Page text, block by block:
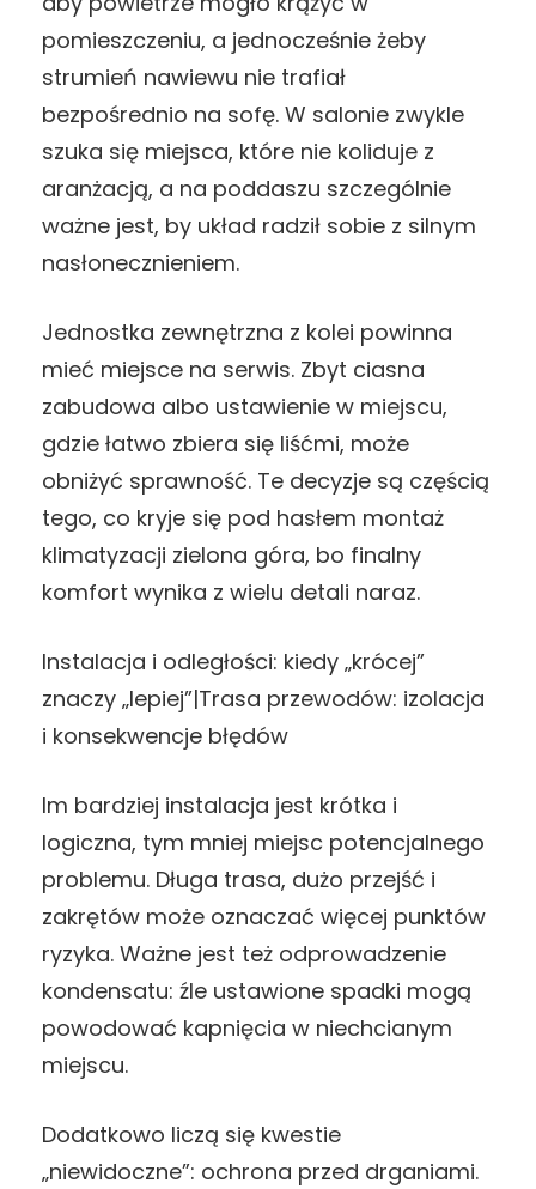
pomieszczeniu, a jednocześnie żeby
strumień nawiewu nie trafiał
bezpośrednio na sofę. W salonie zwykle
szuka się miejsca, które nie koliduje z
aranżacją, a na poddaszu szczególnie
ważne jest, by układ radził sobie z silnym
nasłonecznieniem.
Jednostka zewnętrzna z kolei powinna
mieć miejsce na serwis. Zbyt ciasna
zabudowa albo ustawienie w miejscu,
gdzie łatwo zbiera się liśćmi, może
obniżyć sprawność. Te decyzje są częścią
tego, co kryje się pod hasłem montaż
klimatyzacji zielona góra, bo finalny
komfort wynika z wielu detali naraz.
Instalacja i odległości: kiedy „krócej”
znaczy „lepiej”|Trasa przewodów: izolacja
i konsekwencje błędów
Im bardziej instalacja jest krótka i
logiczna, tym mniej miejsc potencjalnego
problemu. Długa trasa, dużo przejść i
zakrętów może oznaczać więcej punktów
ryzyka. Ważne jest też odprowadzenie
kondensatu: źle ustawione spadki mogą
powodować kapnięcia w niechcianym
miejscu.
Dodatkowo liczą się kwestie
„niewidoczne”: ochrona przed drganiami.